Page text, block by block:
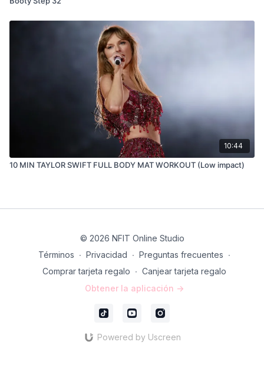
10:44
10 MIN TAYLOR SWIFT FULL BODY MAT WORKOUT (Low impact)
© 2026 NFIT Online Studio
Términos ∙ Privacidad ∙ Preguntas frecuentes ∙
Comprar tarjeta regalo ∙ Canjear tarjeta regalo
Obtener la aplicación ->
Powered by Uscreen